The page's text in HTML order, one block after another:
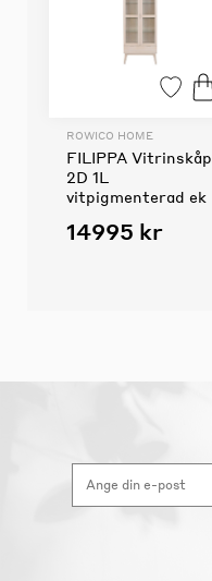
ROWICO HOME
FILIPPA Vitrinskåp
2D 1L
vitpigmenterad ek
14995 kr